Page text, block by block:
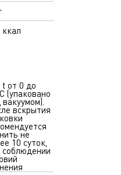
ккал
t от 0 до
(упаковано
вскрытия
не
10 суток,
соблюдении